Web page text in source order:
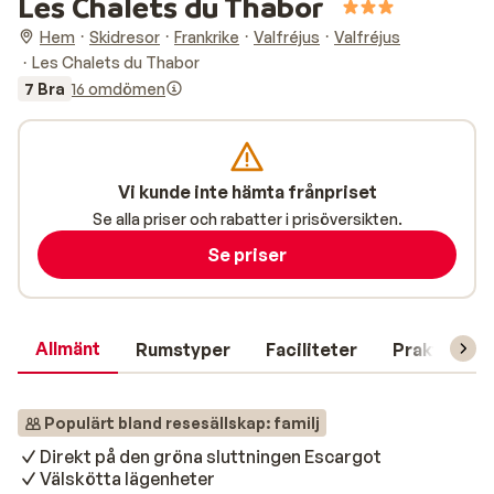
Hem Skidresor Frankrike Valfréjus
Valfréjus
Les Chalets du Thabor
7 Bra 16 omdömen
Allmänt Rumstyper Faciliteter Praktisk
Populärt bland resesällskap: familj
Direkt på den gröna sluttningen Escargot
Välskötta lägenheter
Vi kunde inte hämta frånpriset
Se alla priser och rabatter i prisöversikten.
Se priser